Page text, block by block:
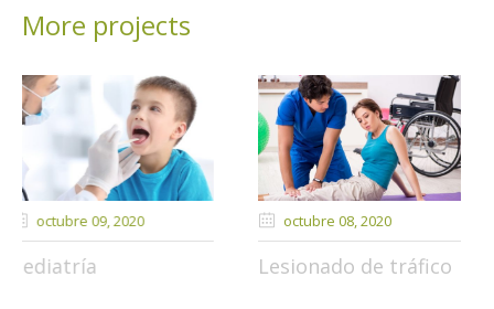
More projects
octubre 08
Lesionado de tráfico
octubre 04